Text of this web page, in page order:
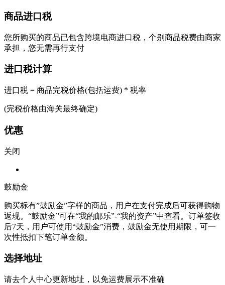
商品进口税
您所购买的商品已包含跨境电商进口税，个别商品税费由商家
承担，您无需再行支付
进口税计算
进口税 = 商品完税价格(包括运费) * 税率
(完税价格由海关最终确定)
优惠
关闭
鼓励金
购买标有”鼓励金”字样的商品，用户在支付完成后可获得购物
返现。“鼓励金”可在“我的邮乐”-“我的资产”中查看。订单签收
后7天，用户可使用“鼓励金”消费，鼓励金无使用期限，可一
次性抵扣下笔订单金额。
选择地址
请去个人中心更新地址，以免运费展示不准确